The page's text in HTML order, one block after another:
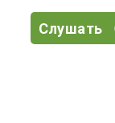
Слушать